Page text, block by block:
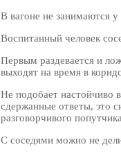
В вагоне не занимаются у
Воспитанный человек
Первым раздевается и
выходят на время в
Не подобает настойчиво
сдержанные ответы, это
разговорчивого
С соседями можно не